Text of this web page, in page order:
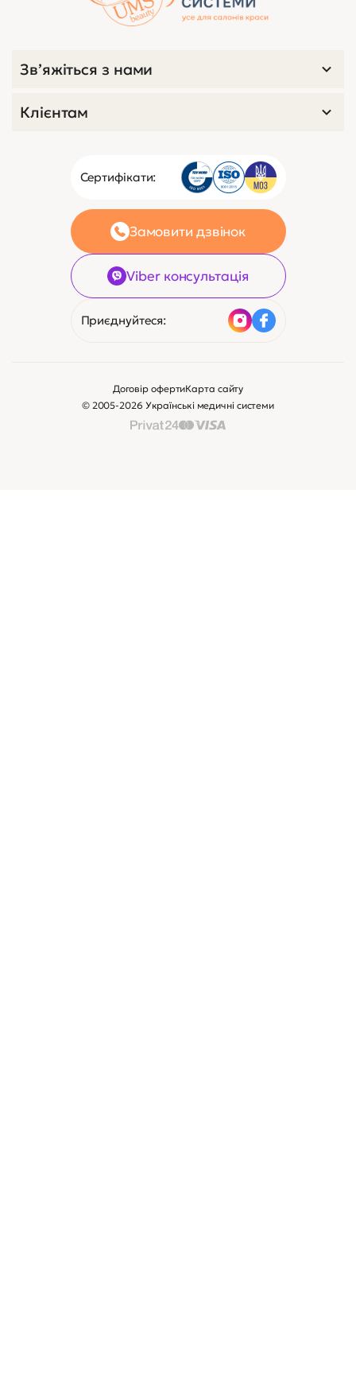
Сертифікати:
Замовити дзвінок
Viber консультація
Приєднуйтеся:
Зв’яжіться з нами
Клієнтам
© 2005-2026 Українські медичні системи
Договір офертиКарта сайту